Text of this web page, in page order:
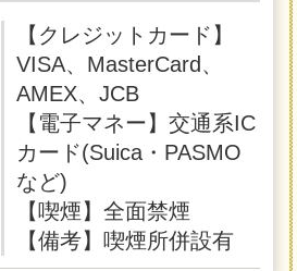
【クレジットカード】
VISA、MasterCard、
AMEX、JCB
【電子マネー】交通系IC
カード(Suica・PASMO
など)
【喫煙】全面禁煙
【備考】喫煙所併設有